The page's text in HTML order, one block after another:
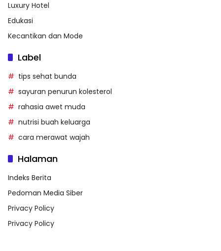
Luxury Hotel
Edukasi
Kecantikan dan Mode
Label
tips sehat bunda
sayuran penurun kolesterol
rahasia awet muda
nutrisi buah keluarga
cara merawat wajah
Halaman
Indeks Berita
Pedoman Media Siber
Privacy Policy
Privacy Policy